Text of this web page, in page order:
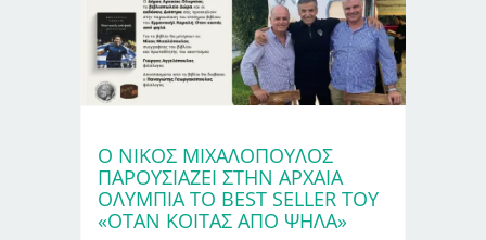
Ο ΝΊΚΟΣ ΜΙΧΑΛΌΠΟΥΛΟΣ
ΠΑΡΟΥΣΙΆΖΕΙ ΣΤΗΝ ΑΡΧΑΊΑ
ΟΛΥΜΠΊΑ ΤΟ BEST SELLER ΤΟΥ
«ΌΤΑΝ ΚΟΙΤΆΣ ΑΠΌ ΨΗΛΆ»